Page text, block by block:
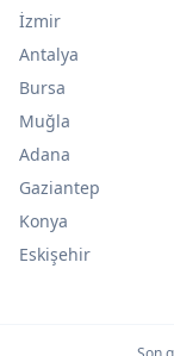
İzmir
Antalya
Bursa
Muğla
Adana
Gaziantep
Konya
Eskişehir